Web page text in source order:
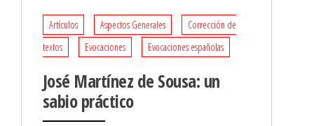
Artículos Aspectos Generales
Corrección de
textos
Evocaciones Evocaciones españolas
José Martínez de Sousa: un
sabio práctico